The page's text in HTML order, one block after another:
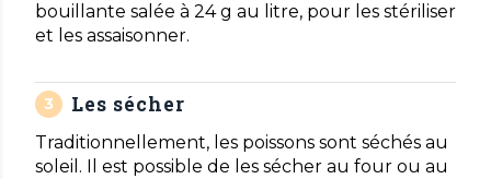
bouillante salée à 24 g au litre, pour les stériliser
et les assaisonner.
Les sécher
Traditionnellement, les poissons sont séchés au
soleil. Il est possible de les sécher au four ou au